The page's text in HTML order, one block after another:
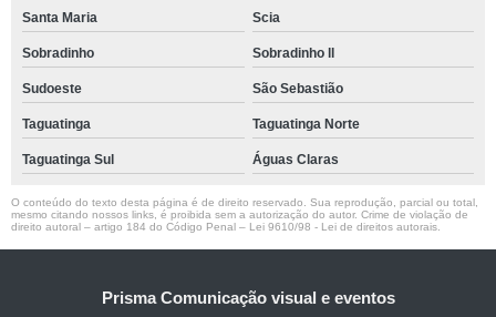
Santa Maria Scia
Sobradinho Sobradinho ll
Sudoeste São Sebastião
Taguatinga Taguatinga Norte
Taguatinga Sul Águas Claras
O conteúdo do texto desta página é de direito reservado. Sua reprodução, parcial ou total,
mesmo citando nossos links, é proibida sem a autorização do autor. Crime de violação de
direito autoral – artigo 184 do Código Penal – Lei 9610/98 - Lei de direitos autorais
Prisma Comunicação visual e eventos